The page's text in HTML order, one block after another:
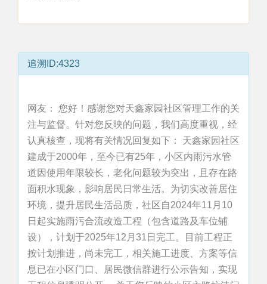
追溯ID:4323
网友： 您好！感谢您对天鑫家园社区管理工作的关
注与监督。针对您反映的问题，我们高度重视，经
认真核查，现将有关情况回复如下： 天鑫家园社区
建成于2000年，至今已有25年，小区内雨污水管
道因使用年限较长，老化问题较为突出，且存在路
面积水现象，影响居民日常生活。为切实改善居住
环境，提升居民生活品质，社区自2024年11月10
日起实施雨污合流改造工程（包含道路及车位铺
设），计划于2025年12月31日完工。目前工程正
按计划推进，尚未完工，相关施工进度、方案等信
息已在小区门口、居民微信群进行公示告知，实现